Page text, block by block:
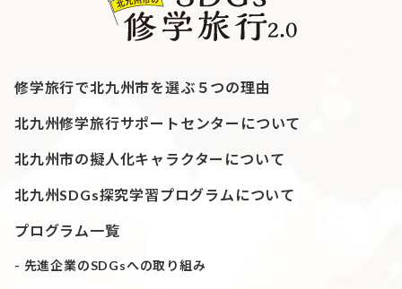
修学旅行で北九州市を選ぶ５つの理由
北九州修学旅行サポートセンターについて
北九州市の擬人化キャラクターについて
北九州SDGs探究学習プログラムについて
プログラム一覧
先進企業のSDGsへの取り組み